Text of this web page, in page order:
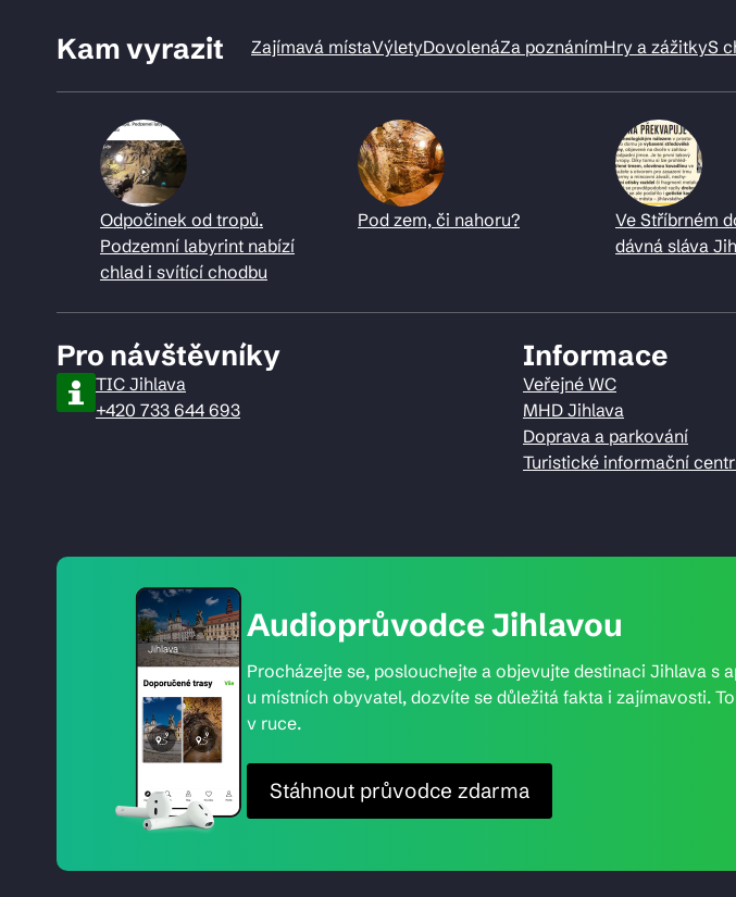
Kam vyrazit Zajímavá místaVýletyDovolenáZa poznánímHry a zážitkyS
Odpočinek od tropů.
Podzemní labyrint nabízí
chlad i svítící chodbu
Pod zem, či nahoru?
Ve Stříbrném
dávná sláva
Pro návštěvníky
TIC Jihlava
+420 733 644 693
Informace
Veřejné WC
MHD Jihlava
Doprava a parkování
Turistické informační
Audioprůvodce Jihlavou
Procházejte se, poslouchejte a objevujte destinaci Jihlava s
u místních obyvatel, dozvíte se důležitá fakta i zajímavosti.
v ruce.
Stáhnout průvodce zdarma